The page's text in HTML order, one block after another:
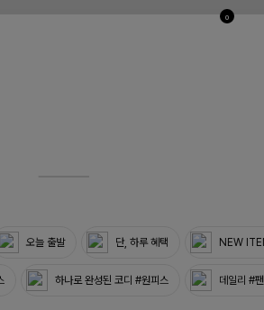
0
오늘 출발 단, 하루 혜택 NEW
하나로 완성된 코디 #원피스 데일리 #